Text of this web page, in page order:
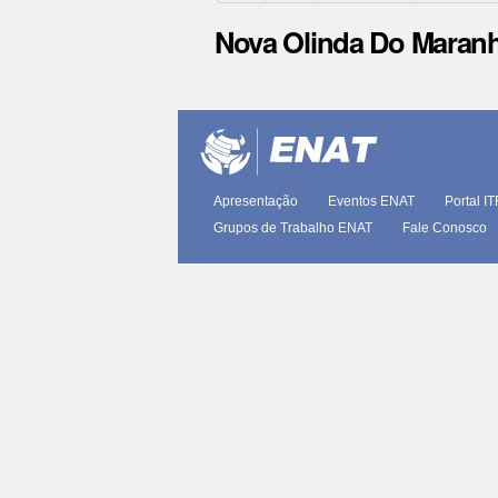
Nova Olinda Do
documento
Apresentação Eventos ENAT Portal
Grupos de Trabalho ENAT
Fale Conosco